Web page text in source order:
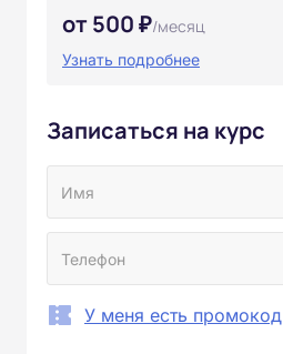
от 500 ₽/месяц
Узнать подробнее
Записаться на курс
У меня есть промокод